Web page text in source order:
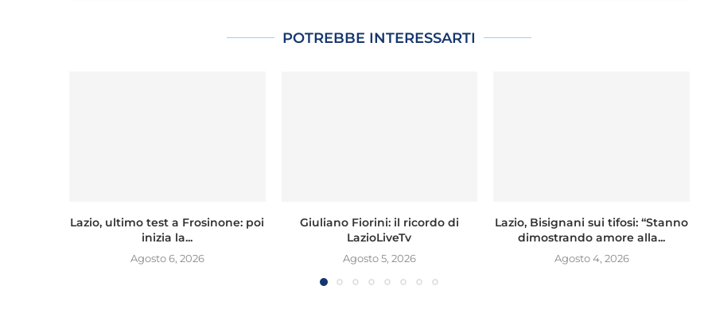
POTREBBE INTERESSARTI
Lazio, ultimo test a Frosinone: poi
inizia la...
Agosto 6, 2026
Giuliano Fiorini: il ricordo di
LazioLiveTv
Agosto 5, 2026
Lazio, Bisignani sui tifosi: “Stanno
dimostrando amore alla...
Agosto 4, 2026